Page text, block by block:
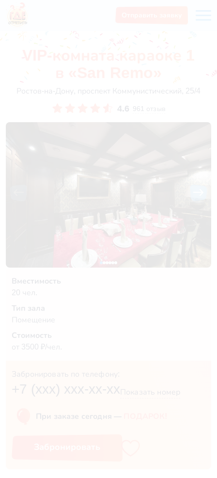
VIP-комната караоке 1
Ростов-на-Дону, проспект Коммунистический, 25/4
4.6 961 отзыв
Вместимость
20 чел.
Тип зала
Помещение
Стоимость
от 3500 ₽/чел.
Забронировать по телефону:
+7 (xxx) xxx-xx-xx Показать номер
При заказе сегодня —